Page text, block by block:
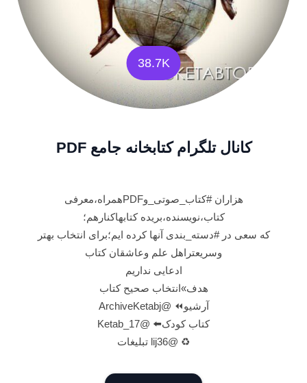
38.7K
کانال تلگرام کتابخانه جامع PDF
هزاران #کتاب_صوتی_وPDFهمراه،معرفی
کتاب،نویسنده،بریده کتابهاکنارهم؛
که سعی در #دسته_بندی آنها کرده ایم؛برای انتخاب بهتر
وسریعتراهل علم وعاشقان کتاب
ادعایی نداریم
هدف»انتخاب صحیح کتاب
آرشیو⏪ @ArchiveKetabj
کتاب کودک⬅️ @Ketab_17
♻️ @lij36 تبلیغات